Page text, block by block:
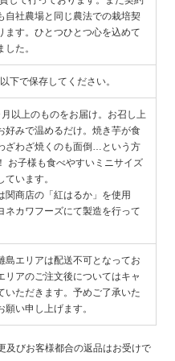
自社農場と同じ農法での栽培契
ます。ひとつひとつ心を込めて
た。
で保存してください。
以上のものをお届け。お召し上
好みで温めるだけ。焼き芋が食
ざわざ焼くのも面倒…という方
お子様も食べやすいミニサイズ
ています。
関商店の「紅はるか」を使用
ネカワフーズにて製造を行って
島エリアは配送不可となってお
リアのご注文後についてはキャ
いただきます。予めご了承いた
願い申し上げます。
及びお客様都合の返品はお受けで